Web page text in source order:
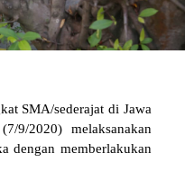
SMA/sederajat di Jawa
9/2020) melaksanakan
dengan memberlakukan